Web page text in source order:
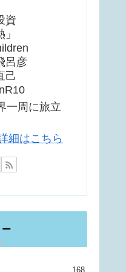
資
呂彦
己
一周に旅立
細はこちら
168